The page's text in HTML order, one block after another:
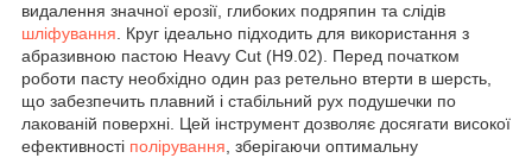
видалення значної ерозії, глибоких подряпин та слідів
шліфування. Круг ідеально підходить для використання з
абразивною пастою Heavy Cut (H9.02). Перед початком
роботи пасту необхідно один раз ретельно втерти в шерсть,
що забезпечить плавний і стабільний рух подушечки по
лакованій поверхні. Цей інструмент дозволяє досягати високої
ефективності полірування, зберігаючи оптимальну